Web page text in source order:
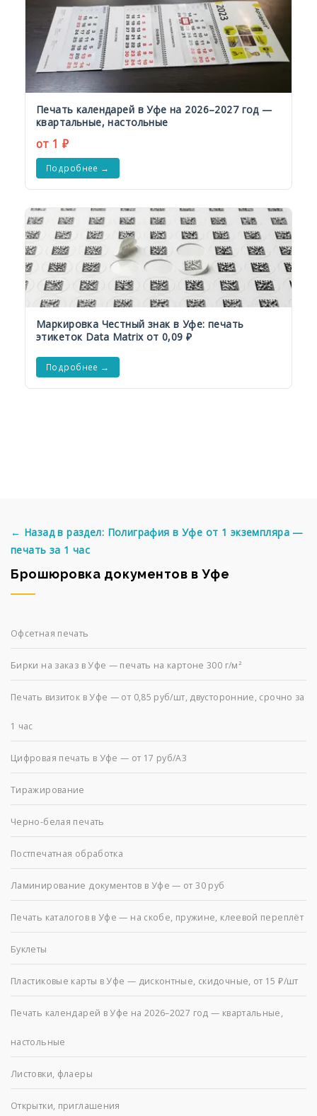
Печать календарей в Уфе на 2026–2027 год —
квартальные, настольные
от 1 ₽
Подробнее →
Маркировка Честный знак в Уфе: печать
этикеток Data Matrix от 0,09 ₽
Подробнее →
← Назад в раздел: Полиграфия в Уфе от 1 экземпляра —
печать за 1 час
Брошюровка документов в Уфе
Офсетная печать
Бирки на заказ в Уфе — печать на картоне 300 г/м²
Печать визиток в Уфе — от 0,85 руб/шт, двусторонние, срочно за
1 час
Цифровая печать в Уфе — от 17 руб/А3
Тиражирование
Черно-белая печать
Постпечатная обработка
Ламинирование документов в Уфе — от 30 руб
Печать каталогов в Уфе — на скобе, пружине, клеевой переплёт
Буклеты
Пластиковые карты в Уфе — дисконтные, скидочные, от 15 ₽/шт
Печать календарей в Уфе на 2026–2027 год — квартальные,
настольные
Листовки, флаеры
Открытки, приглашения